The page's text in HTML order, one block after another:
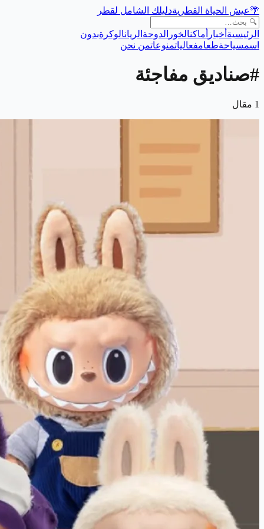
🌴عيش الحياة القطريةدليلك الشامل لقطر
الرئيسية أخبار أماكنالخور الدوحة الريانالوكرةبدون
اسمسياحةطعامفعالياتمنوعاتمن نحن
#صناديق مفاجئة
1 مقال